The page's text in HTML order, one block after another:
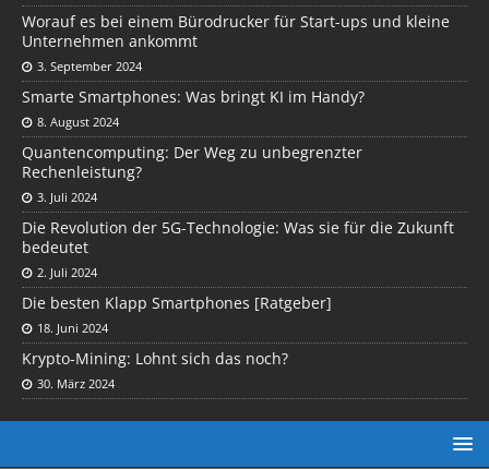
Worauf es bei einem Bürodrucker für Start-ups und kleine
Unternehmen ankommt
3. September 2024
Smarte Smartphones: Was bringt KI im Handy?
8. August 2024
Quantencomputing: Der Weg zu unbegrenzter
Rechenleistung?
3. Juli 2024
Die Revolution der 5G-Technologie: Was sie für die Zukunft
bedeutet
2. Juli 2024
Die besten Klapp Smartphones [Ratgeber]
18. Juni 2024
Krypto-Mining: Lohnt sich das noch?
30. März 2024